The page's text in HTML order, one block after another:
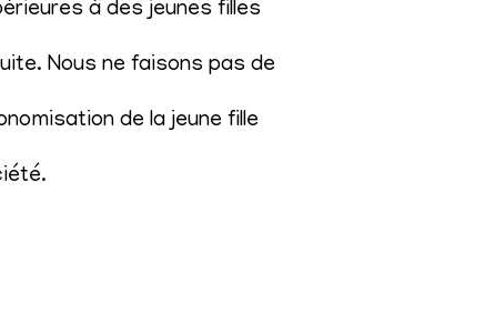
à des jeunes filles
Nous ne faisons pas de
de la jeune fille
.